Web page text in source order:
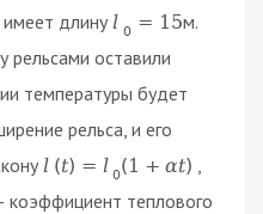
имеет длину l 0 = 15м.
рельсами оставили
температуры будет
рельса, и его
l (t) = l 0(1 + αt)
коэффициент теплового